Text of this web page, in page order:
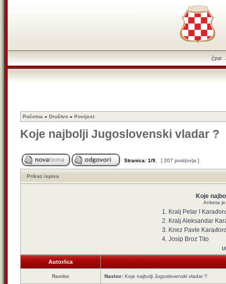
ČPP
Početna » Društvo » Povijest
Koje najbolji Jugoslovenski vladar ?
Stranica: 1/9 [ 207 post(ov)a ]
Prikaz ispisa
Koje
Anketa
1. Kralj Petar I
2. Kralj Aleksandar
3. Knez Pavle
4. Josip Broz Tito
Autor/ica
Rambo Naslov: Koje najbolji Jugoslovenski vladar ?